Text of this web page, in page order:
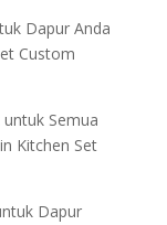
Dapur Anda
Custom
Semua
Kitchen Set
Dapur